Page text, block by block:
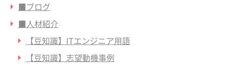
■ブログ
■人材紹介
【豆知識】ITエンジニア用語
【豆知識】志望動機事例